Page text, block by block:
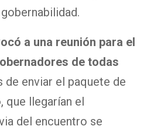
a una reunión para el
de todas
de enviar el paquete de
que llegarían el
del encuentro se